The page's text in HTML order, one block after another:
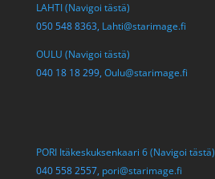
LAHTI (Navigoi tästä)
050 548 8363, Lahti@starimage.fi
OULU (Navigoi tästä)
040 18 18 299, Oulu@starimage.fi
PORI Itäkeskuksenkaari 6 (Navigoi tästä)
040 558 2557, pori@starimage.fi